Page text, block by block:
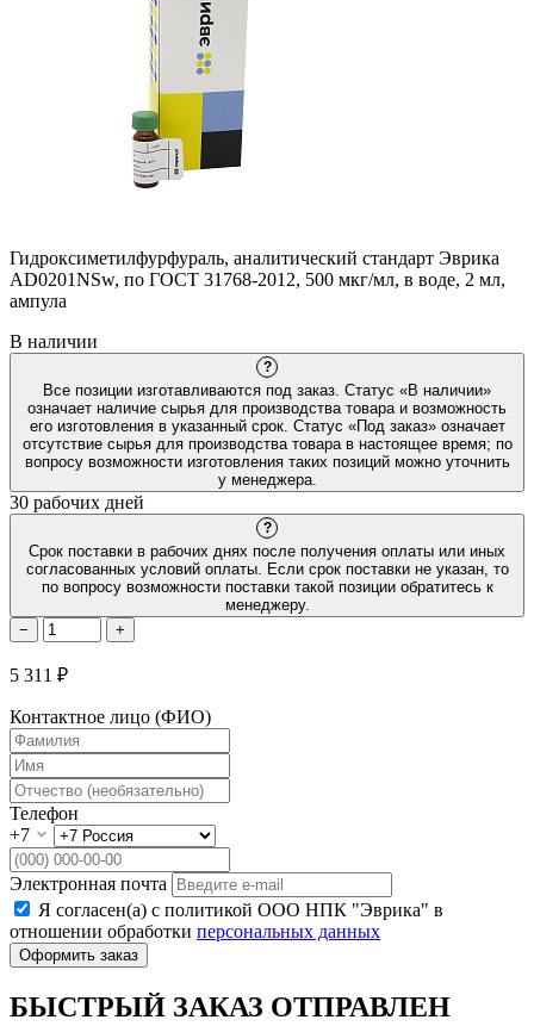
Гидроксиметилфурфураль, аналитический стандарт Эврика
AD0201NSw, по ГОСТ 31768-2012, 500 мкг/мл, в воде, 2 мл,
ампула
В наличии
?
Все позиции изготавливаются под заказ. Статус «В наличии»
означает наличие сырья для производства товара и возможность
его изготовления в указанный срок. Статус «Под заказ» означает
отсутствие сырья для производства товара в настоящее время; по
вопросу возможности изготовления таких позиций можно уточнить
у менеджера.
30 рабочих дней
?
Срок поставки в рабочих днях после получения оплаты или иных
согласованных условий оплаты. Если срок поставки не указан, то
по вопросу возможности поставки такой позиции обратитесь к
менеджеру.
−
+
5 311 ₽
Контактное лицо (ФИО)
Телефон
+7
Электронная почта
Я согласен(а) с политикой ООО НПК "Эврика" в
отношении обработки персональных данных
Оформить заказ
БЫСТРЫЙ ЗАКАЗ ОТПРАВЛЕН